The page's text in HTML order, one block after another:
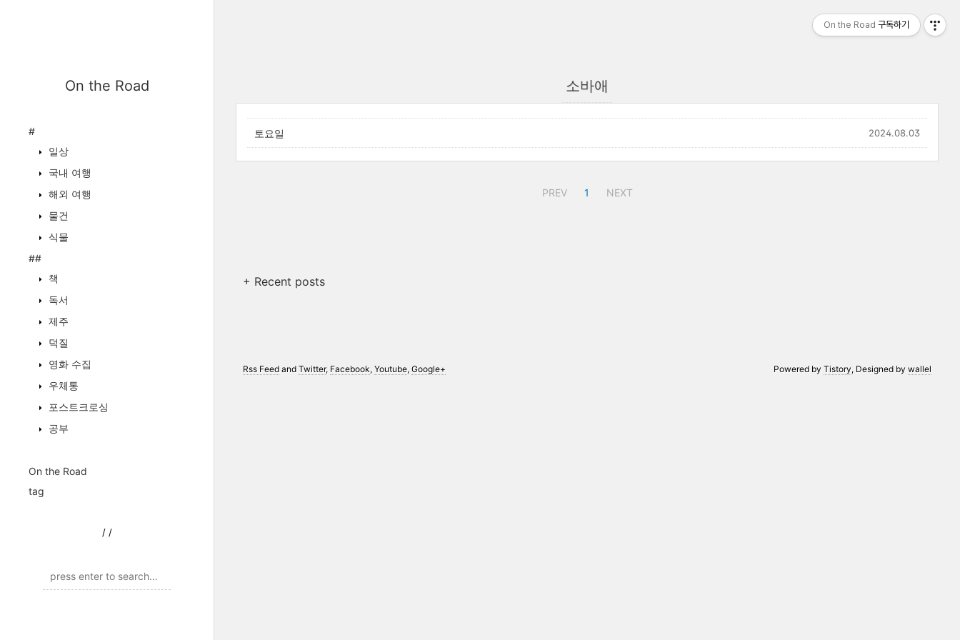
On the Road
#
일상
국내 여행
해외 여행
물건
식물
##
책
독서
제주
덕질
영화 수집
우체통
포스트크로싱
공부
On the Road
tag
/ /
소바애
토요일 2024.08.03
PREV 1 NEXT
+ Recent posts
Powered byTistory, Designed bywallel
Rss Feedand Twitter, Facebook, Youtube, Google+
On the Road 구독하기